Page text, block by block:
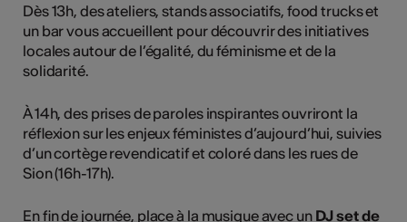
Dès 13h, des ateliers, stands associatifs, food trucks et
un bar vous accueillent pour découvrir des initiatives
locales autour de l’égalité, du féminisme et de la
solidarité.
À 14h, des prises de paroles inspirantes ouvriront la
réflexion sur les enjeux féministes d’aujourd’hui, suivies
d’un cortège revendicatif et coloré dans les rues de
Sion (16h-17h).
En fin de journée, place à la musique avec un DJ set de